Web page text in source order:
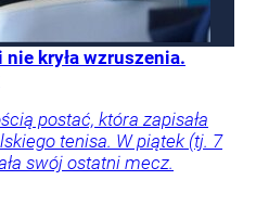
nie kryła wzruszenia.
postać, która zapisała
tenisa. W piątek (tj. 7
swój ostatni mecz.